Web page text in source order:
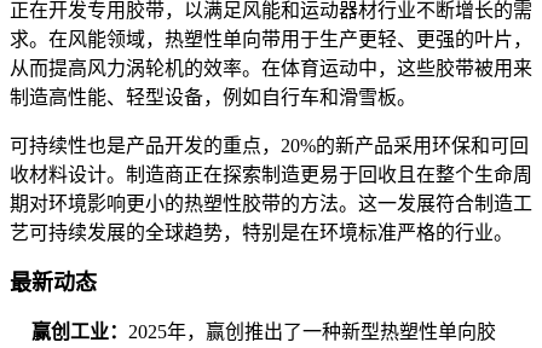
正在开发专用胶带，以满足风能和运动器材行业不断增长的需
求。在风能领域，热塑性单向带用于生产更轻、更强的叶片，
从而提高风力涡轮机的效率。在体育运动中，这些胶带被用来
制造高性能、轻型设备，例如自行车和滑雪板。
可持续性也是产品开发的重点，20%的新产品采用环保和可回
收材料设计。制造商正在探索制造更易于回收且在整个生命周
期对环境影响更小的热塑性胶带的方法。这一发展符合制造工
艺可持续发展的全球趋势，特别是在环境标准严格的行业。
最新动态
赢创工业： 2025年，赢创推出了一种新型热塑性单向胶